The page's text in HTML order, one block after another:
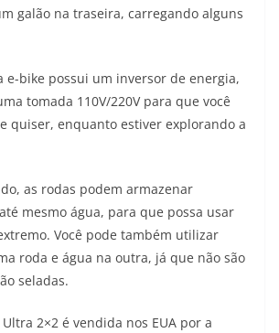
galão na traseira, carregando alguns
e-bike possui um inversor de energia,
tomada 110V/220V para que você
quiser, enquanto estiver explorando a
as rodas podem armazenar
mesmo água, para que possa usar
Você pode também utilizar
roda e água na outra, já que não são
seladas.
Ultra 2×2 é vendida nos EUA por a